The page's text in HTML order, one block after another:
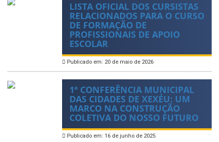
LISTA OFICIAL DOS CURSISTAS
RELACIONADOS PARA O CURSO
DE FORMAÇÃO DE
PROFISSIONAIS DE APOIO
ESCOLAR
Publicado em: 20 de maio de 2026
1ª CONFERÊNCIA MUNICIPAL
DAS CIDADES DE XEXÉU: UM
MARCO NA CONSTRUÇÃO
COLETIVA DO NOSSO FUTURO
Publicado em: 16 de junho de 2025